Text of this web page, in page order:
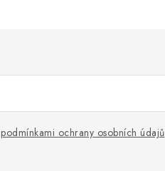
podmínkami ochrany osobních údajů